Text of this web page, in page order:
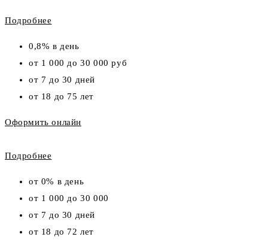
Подробнее
0,8% в день
от 1 000 до 30 000 руб
от 7 до 30 дней
от 18 до 75 лет
Оформить онлайн
Подробнее
от 0% в день
от 1 000 до 30 000
от 7 до 30 дней
от 18 до 72 лет